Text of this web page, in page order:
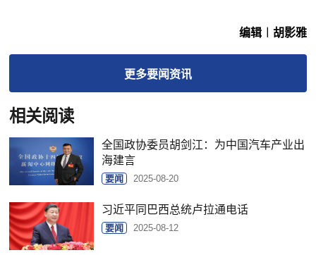
编辑︱胡影雅
更多要闻资讯
相关阅读
全国政协委员胡剑江：为中国汽车产业出
海建言
要闻 2025-08-20
习近平同巴西总统卢拉通电话
要闻 2025-08-12